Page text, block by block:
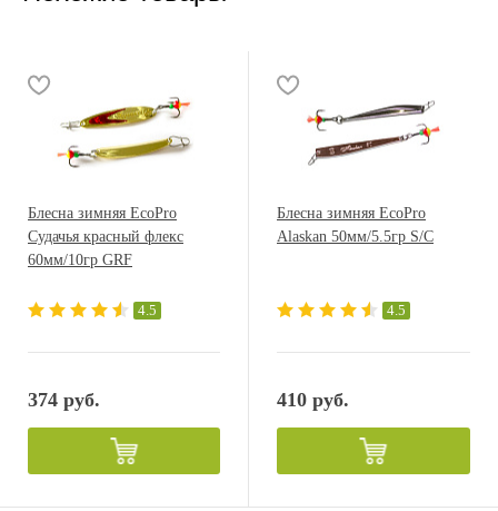
Блесна зимняя EcoPro
Судачья красный флекс
60мм/10гр GRF
4.5
374 руб.
Блесна зимняя EcoPro
Alaskan 50мм/5.5гр S/C
4.5
410 руб.